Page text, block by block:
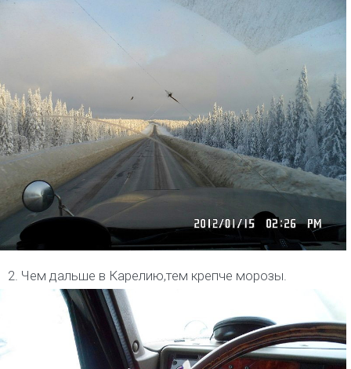
2. Чем дальше в Карелию,тем крепче морозы.